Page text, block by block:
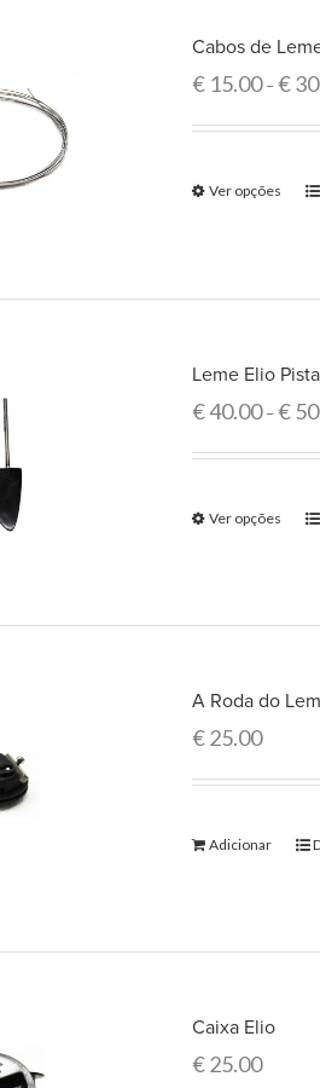
Cabos de
€ 15.00–€
Ver opções
Leme Elio Pista
€40.00–€
Ver opções
A Roda do
€25.00
Adicionar
Caixa Elio
€25.00